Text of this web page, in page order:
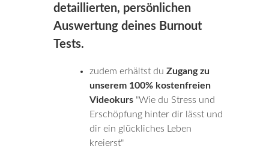
detaillierten, persönlichen
Auswertung deines Burnout
Tests.
zudem erhältst du Zugang zu
unserem 100% kostenfreien
Videokurs "Wie du Stress und
Erschöpfung hinter dir lässt und
dir ein glückliches Leben
kreierst"